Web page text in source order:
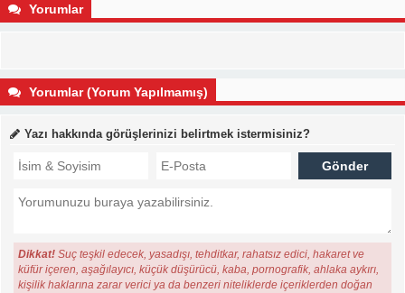
Yorumlar
Yorumlar (Yorum Yapılmamış)
Yazı hakkında görüşlerinizi belirtmek istermisiniz?
Dikkat! Suç teşkil edecek, yasadışı, tehditkar, rahatsız edici, hakaret ve
küfür içeren, aşağılayıcı, küçük düşürücü, kaba, pornografik, ahlaka aykırı,
kişilik haklarına zarar verici ya da benzeri niteliklerde içeriklerden doğan